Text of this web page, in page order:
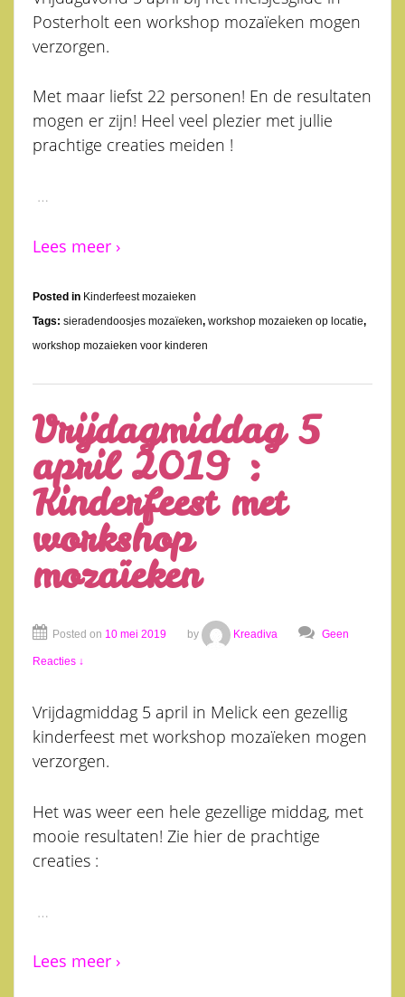
Posterholt een workshop mozaïeken mogen
verzorgen.
Met maar liefst 22 personen! En de resultaten
mogen er zijn! Heel veel plezier met jullie
prachtige creaties meiden !
…
Lees meer ›
Posted in Kinderfeest mozaieken
Tags: sieradendoosjes mozaïeken, workshop mozaieken op locatie,
workshop mozaieken voor kinderen
Vrijdagmiddag 5
april 2019 :
Kinderfeest met
workshop
mozaïeken
Posted on 10 mei 2019 by Kreadiva Geen
Reacties ↓
Vrijdagmiddag 5 april in Melick een gezellig
kinderfeest met workshop mozaïeken mogen
verzorgen.
Het was weer een hele gezellige middag, met
mooie resultaten! Zie hier de prachtige
creaties :
…
Lees meer ›